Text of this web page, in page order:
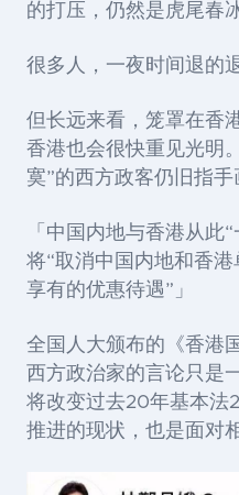
的打压，仍然是虎尾春冰
很多人，一夜时间退的
但长远来看，笼罩在香
香港也会很快重见光明
寞”的西方政客仍旧指手
「中国内地与香港从此
将“取消中国内地和香港
享有的优惠待遇”」
全国人大颁布的《香港
西方政治家的言论只是
将改变过去20年基本法
推进的现状，也是面对